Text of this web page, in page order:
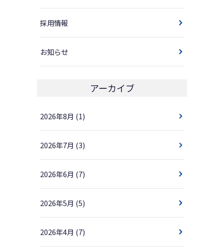
採用情報
お知らせ
アーカイブ
2026年8月 (1)
2026年7月 (3)
2026年6月 (7)
2026年5月 (5)
2026年4月 (7)